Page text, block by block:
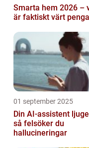
Smarta hem 2026 –
är faktiskt värt
01 september 2025
Din AI-assistent
så felsöker du
hallucineringar